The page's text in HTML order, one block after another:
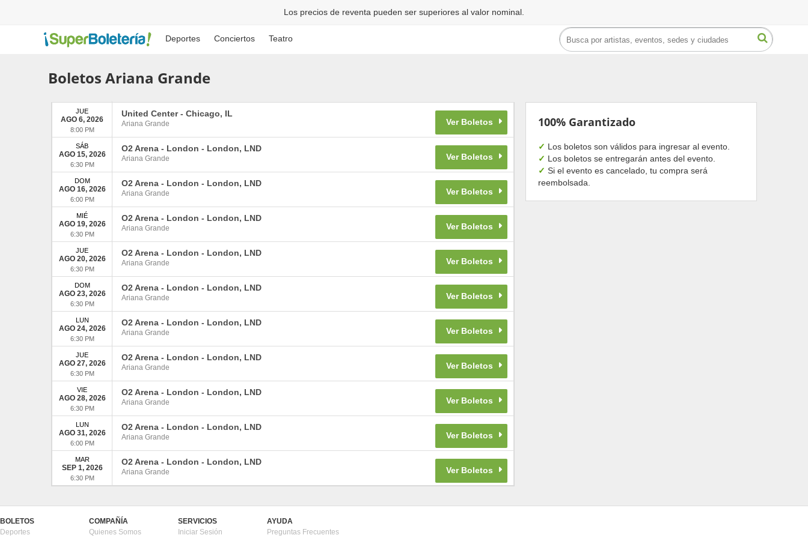
Los precios de reventa pueden ser superiores al valor nominal.
Deportes Conciertos Teatro
Boletos Ariana Grande
United Center- Chicago, IL
Ariana Grande
JUE
AGO 6, 2026
8:00 PM
O2 Arena - London - London, LND
Ariana Grande
SÁB
AGO 15, 2026
6:30 PM
O2 Arena - London - London, LND
Ariana Grande
DOM
AGO 16, 2026
6:00 PM
O2 Arena - London - London, LND
Ariana Grande
MIÉ
AGO 19, 2026
6:30 PM
O2 Arena - London - London, LND
Ariana Grande
JUE
AGO 20, 2026
6:30 PM
O2 Arena - London - London, LND
Ariana Grande
DOM
AGO 23, 2026
6:30 PM
O2 Arena - London - London, LND
Ariana Grande
LUN
AGO 24, 2026
6:30 PM
O2 Arena - London - London, LND
Ariana Grande
JUE
AGO 27, 2026
6:30 PM
O2 Arena - London - London, LND
Ariana Grande
VIE
AGO 28, 2026
6:30 PM
O2 Arena - London - London, LND
Ariana Grande
LUN
AGO 31, 2026
6:00 PM
O2 Arena - London - London, LND
Ariana Grande
MAR
SEP 1, 2026
6:30 PM
100% Garantizado
✓ Los boletos son válidos para ingresar al evento.
✓ Los boletos se entregarán antes del evento.
✓ Si el evento es cancelado, tu compra será
reembolsada.
BOLETOS
Deportes
COMPAÑÍA
Quienes Somos
SERVICIOS
Iniciar Sesión
AYUDA
Preguntas Frecuentes